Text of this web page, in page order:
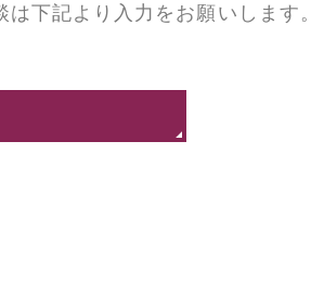
下記より入力をお願いします。